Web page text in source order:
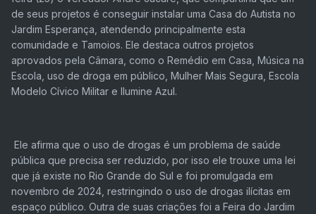
de seus projetos é conseguir instalar uma Casa do Autista no
Jardim Esperança, atendendo principalmente esta
comunidade e Tamoios. Ele destaca outros projetos
aprovados pela Câmara, como o Remédio em Casa, Música na
Escola, uso de droga em público, Mulher Mais Segura, Escola
Modelo Cívico Militar e Ilumine Azul.
Ele afirma que o uso de drogas é um problema de saúde
pública que precisa ser reduzido, por isso ele trouxe uma lei
que já existe no Rio Grande do Sul e foi promulgada em
novembro de 2024, restringindo o uso de drogas ilícitas em
espaço público. Outra de suas criações foi a Feira do Jardim